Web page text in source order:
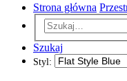
Strona główna
Szukaj
Styl: